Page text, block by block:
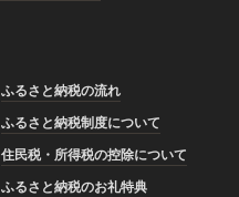
ふるさと納税の流れ
ふるさと納税制度について
住民税・所得税の控除について
ふるさと納税のお礼特典